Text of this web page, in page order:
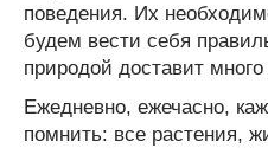
поведения. Их
будем вести себя
природой доставит
Ежедневно, ежечасно,
помнить: все растения,